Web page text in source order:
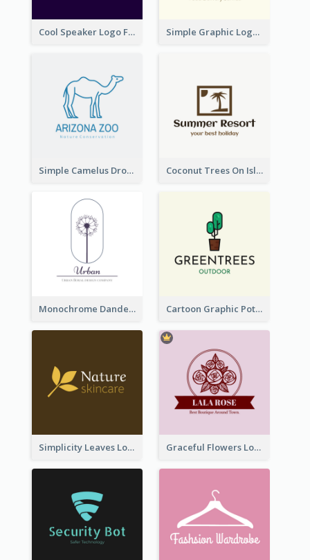
Cool Speaker Logo For Electronic Components Store Simple Graphic Logo Of Noodles
Simple Camelus Dromedary Logo Coconut Trees On Island Logo For Holiday Travelling
Monochrome Dandelion Flower Logo Cartoon Graphic Potted Plant Logo
Simplicity Leaves Logo For Body Care Store Graceful Flowers Logo In Round Shape